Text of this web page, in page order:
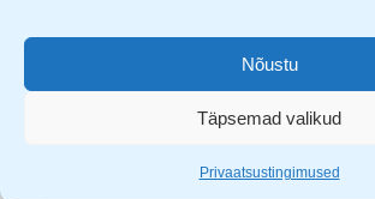
Nõustu
Täpsemad valikud
Privaatsustingimused